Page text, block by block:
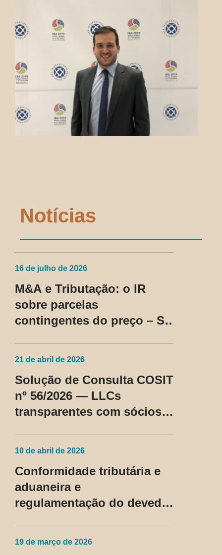
Notícias
16 de julho de 2026
M&A e Tributação: o IR
sobre parcelas
contingentes do preço – SC
21 de abril de 2026
Solução de Consulta COSIT
nº 56/2026 — LLCs
transparentes com sócios
10 de abril de 2026
Conformidade tributária e
aduaneira e
regulamentação do devedor
19 de março de 2026